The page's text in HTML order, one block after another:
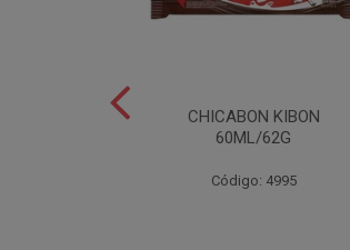
CHICABON KIBON
60ML/62G
Código: 4995